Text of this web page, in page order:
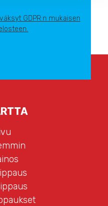
GDPR:n mukaisen